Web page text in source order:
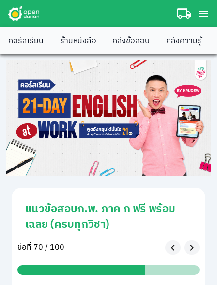
คอร์สเรียน ร้านหนังสือ คลังข้อสอบ คลังความรู้
แนวข้อสอบก.พ. ภาค ก ฟรี พร้อม
เฉลย (ครบทุกวิชา)
ข้อที่ 70 / 100